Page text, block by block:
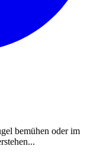
bemühen oder im